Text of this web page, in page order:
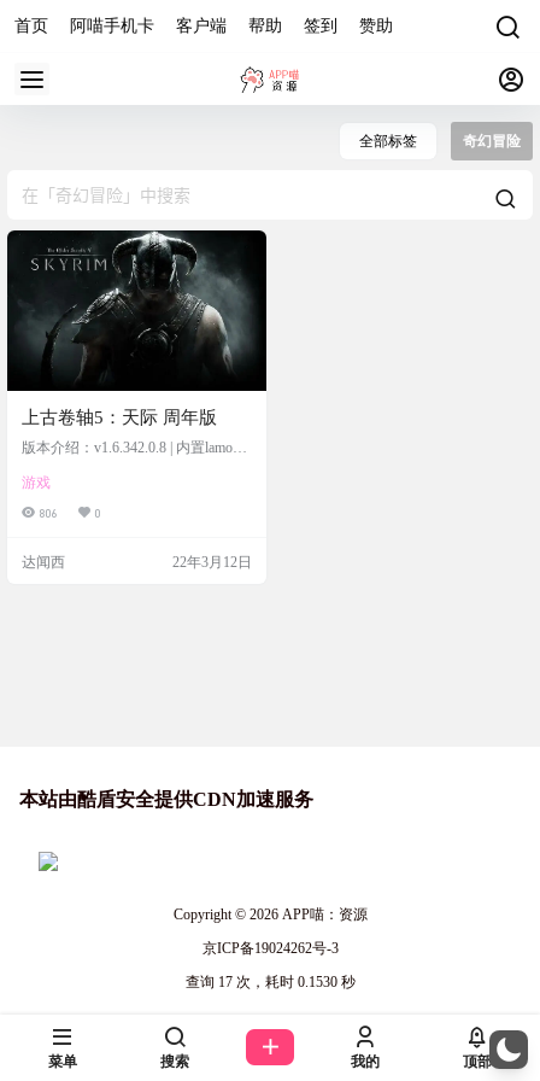
首页 阿喵手机卡 客户端 帮助 签到 赞助
全部标签 奇幻冒险
上古卷轴5：天际 周年版
版本介绍：v1.6.342.0.8 | 内置lamo简
游戏
806 0
达闻西 22年3月12日
本站由酷盾安全提供CDN加速服务
Copyright © 2026APP喵：资源
京ICP备19024262号-3
查询 17 次，耗时 0.1530 秒
菜单 搜索 我的 顶部